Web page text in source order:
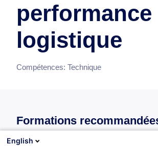
performance
logistique
Compétences: Technique
Formations
Recommandations de formations
English